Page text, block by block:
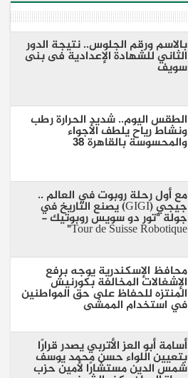
بالاسم ورقم الجلوس.. نتيجة الدور
الثاني للشهادة الإعدادية فى بنى
سويف
الطقس اليوم.. شديد الحرارة رطب
ونشاط رياح يلطف الأجواء
والمحسوسة بالقاهرة 38
مع أول رحلة روبوت في العالم ..
جيجي (GIGI) يصنع التاريخ في
جولة "تور دو سويس روبوتيك -
Tour de Suisse Robotique"
محافظ الإسكندرية يوجه برفع
الإشغالات المخالفة بكورنيش
المنتزه للحفاظ على حق المواطنين
في استخدام الممشى
أسامة أبو العز الأتربي يصدر قرارًا
بتعيين اللواء حسن محمد يوسف
شمس الدين مستشارًا لأمين حزب